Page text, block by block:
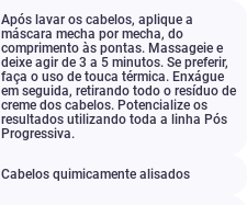
Após lavar os cabelos, aplique a
máscara mecha por mecha, do
comprimento às pontas. Massageie e
deixe agir de 3 a 5 minutos. Se preferir,
faça o uso de touca térmica. Enxágue
em seguida, retirando todo o resíduo de
creme dos cabelos. Potencialize os
resultados utilizando toda a linha Pós
Progressiva.
Cabelos quimicamente alisados